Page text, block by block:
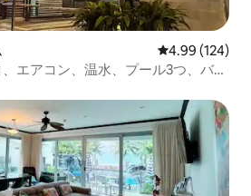
レビュー124
4.99 (124)
エアコン、温水、プール3つ、バー